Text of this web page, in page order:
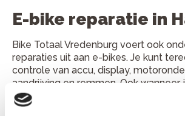
E-bike reparatie in
Bike Totaal Vredenburg voert ook
reparaties uit aan e-bikes. Je kunt
controle van accu, display,
aandrijving en remmen. Ook
ondersteuning geeft tijdens langere
Drenthe, kan de werkplaats met je